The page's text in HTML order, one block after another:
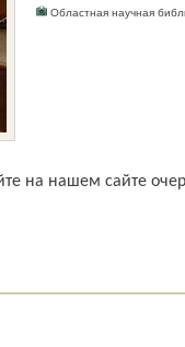
Областная научная
на нашем сайте